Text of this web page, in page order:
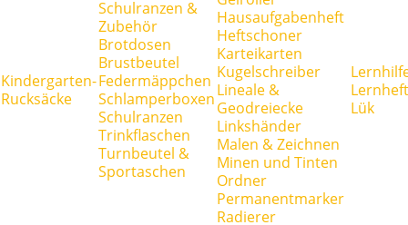
Kindergarten-
Rucksäcke
Schulranzen &
Zubehör
Brotdosen
Brustbeutel
Federmäppchen
Schlamperboxen
Schulranzen
Trinkflaschen
Turnbeutel &
Sportaschen
Hausaufgabenheft
Heftschoner
Karteikarten
Kugelschreiber
Lineale &
Geodreiecke
Linkshänder
Malen & Zeichnen
Minen und Tinten
Ordner
Permanentmarker
Radierer
Lük